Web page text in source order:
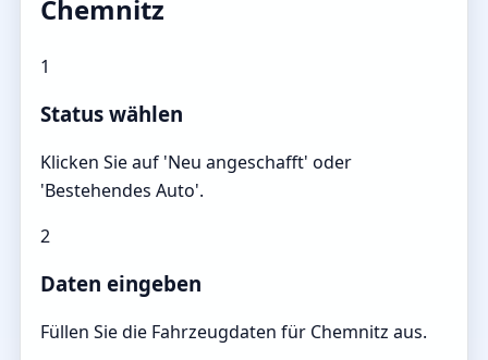
Chemnitz
1
Status wählen
Klicken Sie auf 'Neu angeschafft' oder
'Bestehendes Auto'.
2
Daten eingeben
Füllen Sie die Fahrzeugdaten für Chemnitz aus.